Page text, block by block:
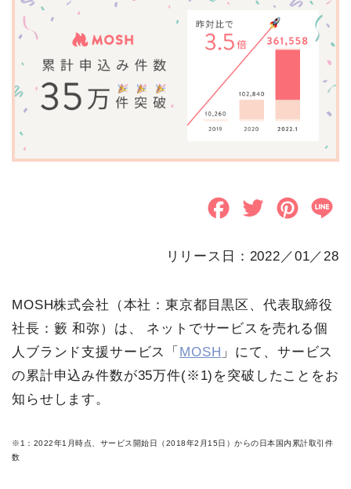
b
o
o
i
r
n
e
r
e
n
リリース日：2022／01／28
MOSH株式会社（本社：東京都目黒区、代表取締役
社長：籔 和弥）は、 ネットでサービスを売れる個
人ブランド支援サービス「 MOSH 」にて、サービス
の累計申込み件数が35万件(※1)を突破したことをお
知らせします。
※1：2022年1月時点、サービス開始日（2018年2月15日）からの日本国内累計取引件
数